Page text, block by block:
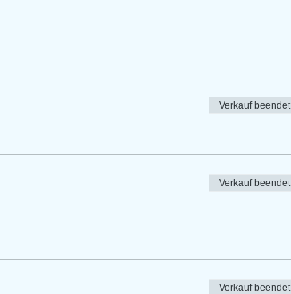
Verkauf beendet
Verkauf beendet
Verkauf beendet